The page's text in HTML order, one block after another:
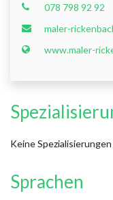
078 798 92 92
maler-
www.maler-
Keine
Sprachen